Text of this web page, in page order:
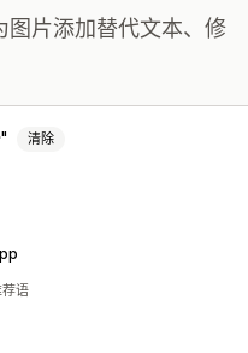
图片添加替代文本、修
清除
语